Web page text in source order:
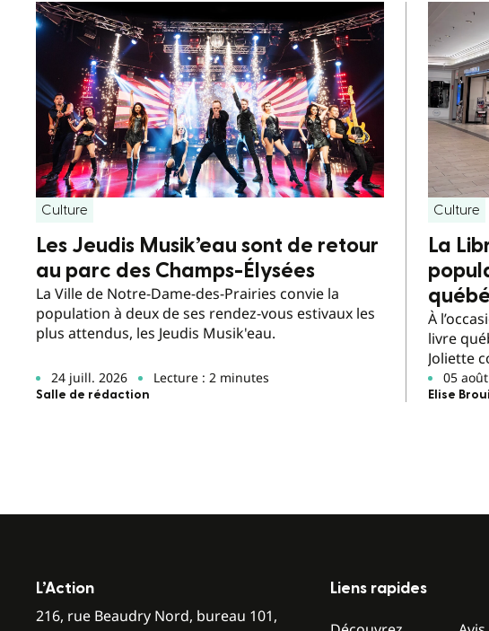
Culture
Les Jeudis Musik’eau sont de retour
au parc des Champs-Élysées
La Ville de Notre-Dame-des-Prairies convie la
population à deux de ses rendez-vous estivaux les
plus attendus, les Jeudis Musik'eau.
24 juill. 2026 Lecture : 2 minutes
Salle de rédaction
Culture
La
À
livre
Joliette
05
Elise
L’Action
216, rue Beaudry Nord, bureau 101,
Liens rapides